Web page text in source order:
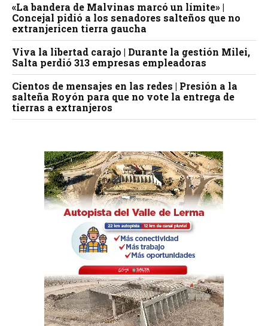
«La bandera de Malvinas marcó un límite» |
Concejal pidió a los senadores salteños que no
extranjericen tierra gaucha
Viva la libertad carajo | Durante la gestión Milei,
Salta perdió 313 empresas empleadoras
Cientos de mensajes en las redes | Presión a la
salteña Royón para que no vote la entrega de
tierras a extranjeros